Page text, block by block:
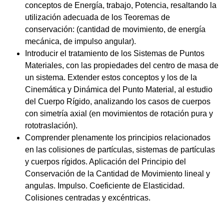
conceptos de Energía, trabajo, Potencia, resaltando la
utilización adecuada de los Teoremas de
conservación: (cantidad de movimiento, de energía
mecánica, de impulso angular).
Introducir el tratamiento de los Sistemas de Puntos
Materiales, con las propiedades del centro de masa de
un sistema. Extender estos conceptos y los de la
Cinemática y Dinámica del Punto Material, al estudio
del Cuerpo Rígido, analizando los casos de cuerpos
con simetría axial (en movimientos de rotación pura y
rototraslación).
Comprender plenamente los principios relacionados
en las colisiones de partículas, sistemas de partículas
y cuerpos rígidos. Aplicación del Principio del
Conservación de la Cantidad de Movimiento lineal y
angulas. Impulso. Coeficiente de Elasticidad.
Colisiones centradas y excéntricas.